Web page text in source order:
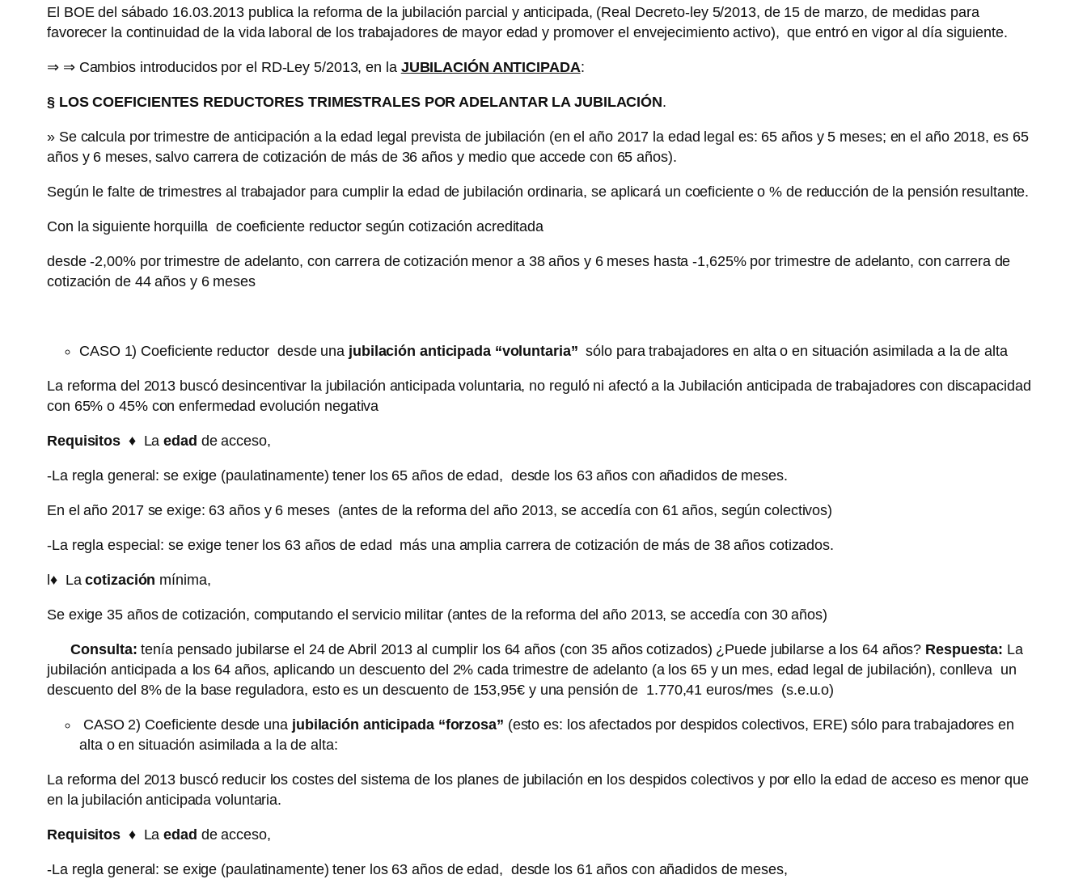
El BOE del sábado 16.03.2013 publica la reforma de la jubilación parcial y anticipada, (Real Decreto-ley 5/2013, de 15 de marzo, de medidas para
favorecer la continuidad de la vida laboral de los trabajadores de mayor edad y promover el envejecimiento activo), que entró en vigor al día siguiente.
⇒ ⇒ Cambios introducidos por el RD-Ley 5/2013, en la JUBILACIÓN ANTICIPADA:
§ LOS COEFICIENTES REDUCTORES TRIMESTRALES POR ADELANTAR LA JUBILACIÓN.
» Se calcula por trimestre de anticipación a la edad legal prevista de jubilación (en el año 2017 la edad legal es: 65 años y 5 meses; en el año 2018, es 65
años y 6 meses, salvo carrera de cotización de más de 36 años y medio que accede con 65 años).
Según le falte de trimestres al trabajador para cumplir la edad de jubilación ordinaria, se aplicará un coeficiente o % de reducción de la pensión resultante.
Con la siguiente horquilla de coeficiente reductor según cotización acreditada
desde -2,00% por trimestre de adelanto, con carrera de cotización menor a 38 años y 6 meses hasta -1,625% por trimestre de adelanto, con carrera de
cotización de 44 años y 6 meses
CASO 1) Coeficiente reductor desde una jubilación anticipada “voluntaria” sólo para trabajadores en alta o en situación asimilada a la de alta
La reforma del 2013 buscó desincentivar la jubilación anticipada voluntaria, no reguló ni afectó a la Jubilación anticipada de trabajadores con discapacidad
con 65% o 45% con enfermedad evolución negativa
Requisitos ♦ Laedad de acceso,
-La regla general: se exige (paulatinamente) tener los 65 años de edad, desde los 63 años con añadidos de meses.
En el año 2017 se exige: 63 años y 6 meses (antes de la reforma del año 2013, se accedía con 61 años, según colectivos)
-La regla especial: se exige tener los 63 años de edad más una amplia carrera de cotización de más de 38 años cotizados.
♦Lacotización mínima,
Se exige 35 años de cotización, computando el servicio militar (antes de la reforma del año 2013, se accedía con 30 años)
Consulta: tenía pensado jubilarse el 24 de Abril 2013 al cumplir los 64 años (con 35 años cotizados) ¿Puede jubilarse a los 64 años? Respuesta: La
jubilación anticipada a los 64 años, aplicando un descuento del 2% cada trimestre de adelanto (a los 65 y un mes, edad legal de jubilación), conlleva un
descuento del 8% de la base reguladora, esto es un descuento de 153,95€ y una pensión de 1.770,41 euros/mes (s.e.u.o)
CASO 2) Coeficiente desde una jubilación anticipada “forzosa” (esto es: los afectados por despidos colectivos, ERE) sólo para trabajadores en
alta o en situación asimilada a la de alta:
La reforma del 2013 buscó reducir los costes del sistema de los planes de jubilación en los despidos colectivos y por ello la edad de acceso es menor que
en la jubilación anticipada voluntaria.
Requisitos ♦ Laedad de acceso,
-La regla general: se exige (paulatinamente) tener los 63 años de edad, desde los 61 años con añadidos de meses,